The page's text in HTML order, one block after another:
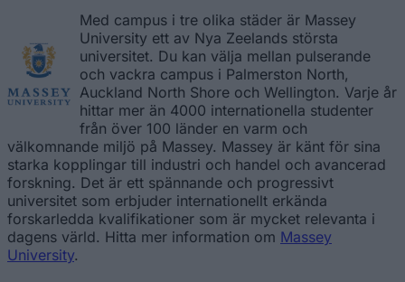
Med campus i tre olika städer är Massey
University ett av Nya Zeelands största
universitet. Du kan välja mellan pulserande
och vackra campus i Palmerston North,
Auckland North Shore och Wellington. Varje år
hittar mer än 4000 internationella studenter
från över 100 länder en varm och
välkomnande miljö på Massey. Massey är känt för sina
starka kopplingar till industri och handel och avancerad
forskning. Det är ett spännande och progressivt
universitet som erbjuder internationellt erkända
forskarledda kvalifikationer som är mycket relevanta i
dagens värld. Hitta mer information om Massey
University.